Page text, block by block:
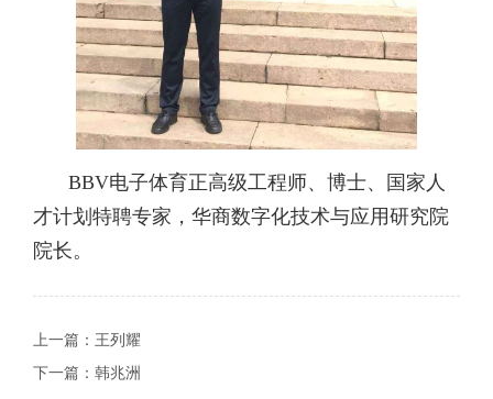
BBV电子体育正高级工程师、博士、国家人
才计划特聘专家，华商数字化技术与应用研究院
院长。
上一篇： 王列耀
下一篇： 韩兆洲